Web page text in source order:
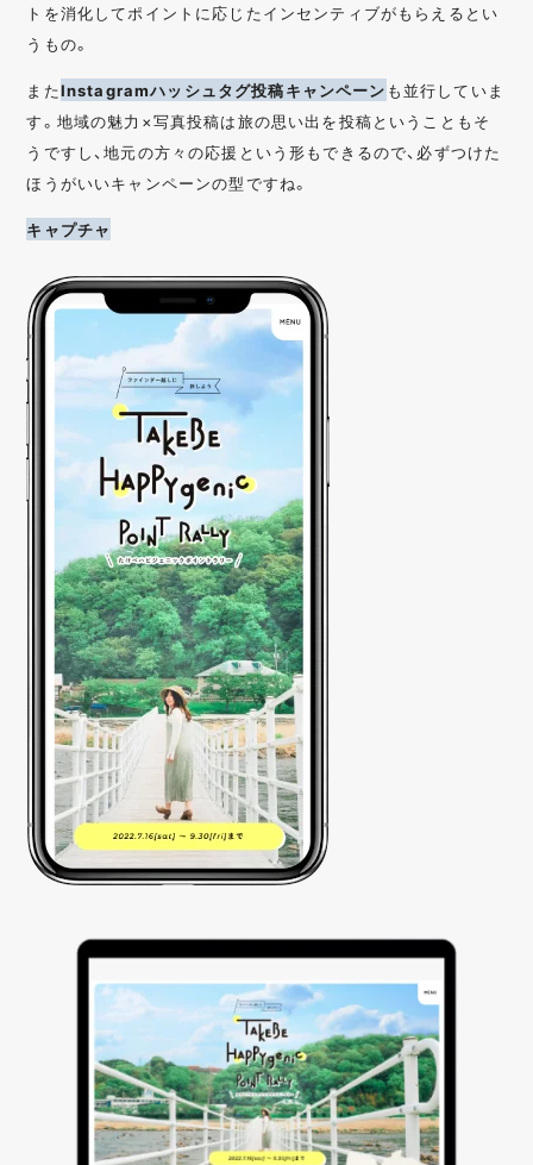
トを消化してポイントに応じたインセンティブがもらえるとい
うもの。
またInstagramハッシュタグ投稿キャンペーン も並行していま
す。地域の魅力×写真投稿は旅の思い出を投稿ということもそ
うですし、地元の方々の応援という形もできるので、必ずつけた
ほうがいいキャンペーンの型ですね。
キャプチャ